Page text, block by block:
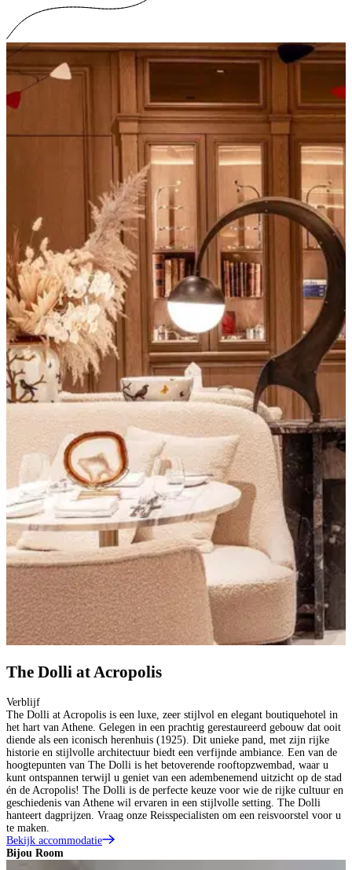
The Dolli at Acropolis
Verblijf
The Dolli at Acropolis is een luxe, zeer stijlvol en elegant boutiquehotel in
het hart van Athene. Gelegen in een prachtig gerestaureerd gebouw dat ooit
diende als een iconisch herenhuis (1925). Dit unieke pand, met zijn rijke
historie en stijlvolle architectuur biedt een verfijnde ambiance. Een van de
hoogtepunten van The Dolli is het betoverende rooftopzwembad, waar u
kunt ontspannen terwijl u geniet van een adembenemend uitzicht op de stad
én de Acropolis! The Dolli is de perfecte keuze voor wie de rijke cultuur en
geschiedenis van Athene wil ervaren in een stijlvolle setting. The Dolli
hanteert dagprijzen. Vraag onze Reisspecialisten om een reisvoorstel voor u
te maken.
Bekijk accommodatie
Bijou Room